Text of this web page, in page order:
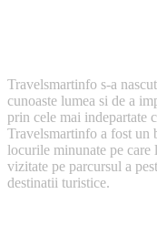
Travelsmartinfo s-a
cunoaste lumea si de a
prin cele mai indepartate
Travelsmartinfo a fost un
locurile minunate pe care
vizitate pe parcursul a
destinatii turistice.